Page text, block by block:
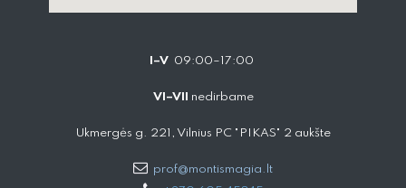
I–V 09:00–17:00
VI–VII nedirbame
Ukmergės g. 221, Vilnius PC "PIKAS" 2 aukšte
prof@montismagia.lt